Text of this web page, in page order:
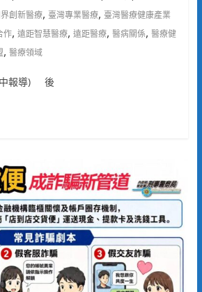
創新醫療, 臺灣專業醫療, 臺灣醫療健康產業
作, 遠距智慧醫療, 遠距醫療, 醫病關係, 醫療健
, 醫療領域
中報導) 後